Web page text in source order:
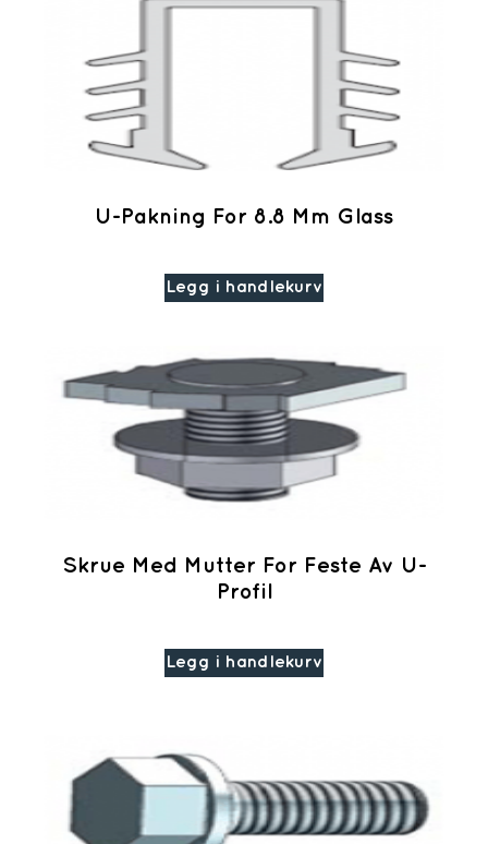
U-Pakning For 8.8 Mm Glass
Legg i handlekurv
Skrue Med Mutter For Feste Av U-
Profil
Legg i handlekurv